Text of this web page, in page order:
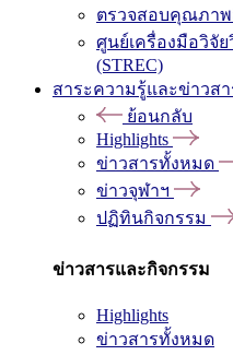
ตรวจสอบคุณภาพ
ศูนย์เครื่องมือวิจั
(STREC)
สาระความรู้และข่าวสา
ย้อนกลับ
Highlights
ข่าวสารทั้งหมด
ข่าวจุฬาฯ
ปฏิทินกิจกรรม
ข่าวสารและกิจกรรม
Highlights
ข่าวสารทั้งหมด